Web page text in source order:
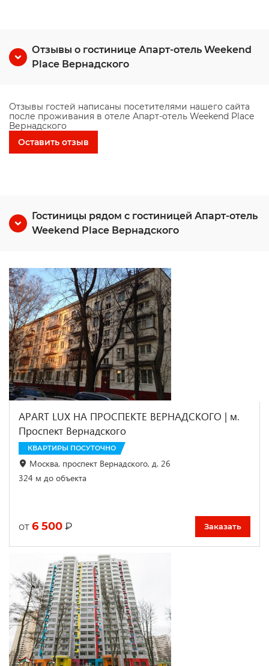
Отзывы о гостинице Апарт-отель Weekend
Place Вернадского
Отзывы гостей написаны посетителями нашего сайта
после проживания в отеле Апарт-отель Weekend Place
Вернадского
Оставить отзыв
Гостиницы рядом с гостиницей Апарт-отель
Weekend Place Вернадского
APART LUX НА ПРОСПЕКТЕ ВЕРНАДСКОГО | м.
Проспект Вернадского
КВАРТИРЫ ПОСУТОЧНО
Москва, проспект Вернадского, д. 26
324 м до объекта
от 6 500 ₽ Заказать